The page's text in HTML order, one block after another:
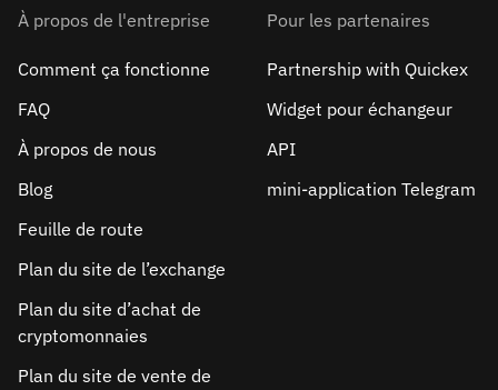
À propos de l'entreprise
Comment ça fonctionne
FAQ
À propos de nous
Blog
Feuille de route
Plan du site de l’exchange
Plan du site d’achat de
cryptomonnaies
Plan du site de vente de
Pour les partenaires
Partnership with Quickex
Widget pour échangeur
API
mini-application Telegram